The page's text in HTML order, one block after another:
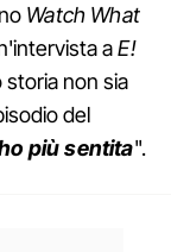
Watch What
aE!
storia non sia
del
più sentita".